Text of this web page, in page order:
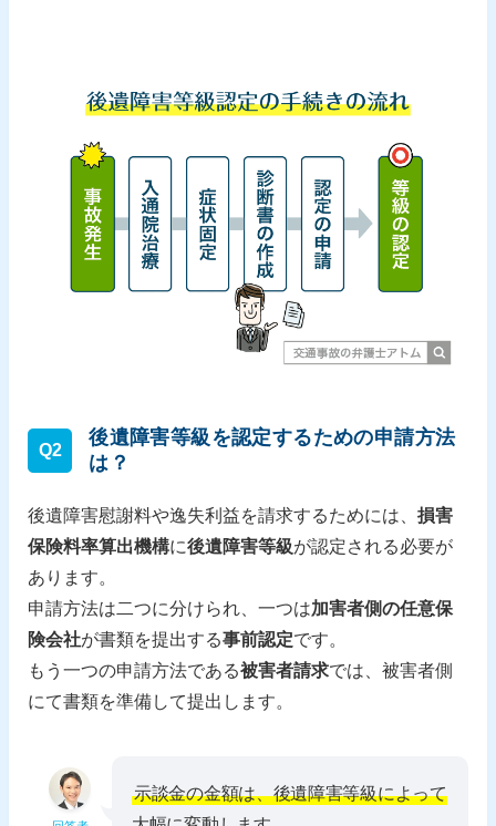
Q2
後遺障害等級を認定するための申請方法
は？
後遺障害慰謝料や逸失利益を請求するためには、損害
保険料率算出機構に後遺障害等級が認定される必要が
あります。
申請方法は二つに分けられ、一つは加害者側の任意保
険会社が書類を提出する事前認定です。
もう一つの申請方法である被害者請求では、被害者側
にて書類を準備して提出します。
示談金の金額は、後遺障害等級によって